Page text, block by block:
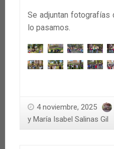
Se adjuntan fotografías
lo pasamos.
4 noviembre, 2025
y María Isabel Salinas Gil